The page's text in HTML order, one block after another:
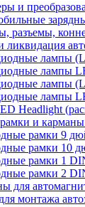
и
разъемы,
ликвидация
лампы
лампы
лампы
лампы
Headlight
и
рамки 9
рамки 10
рамки 1
рамки 2
для
монтажа